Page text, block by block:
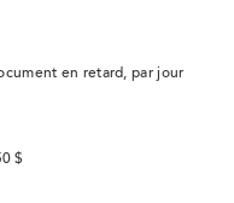
en retard, par jour
$